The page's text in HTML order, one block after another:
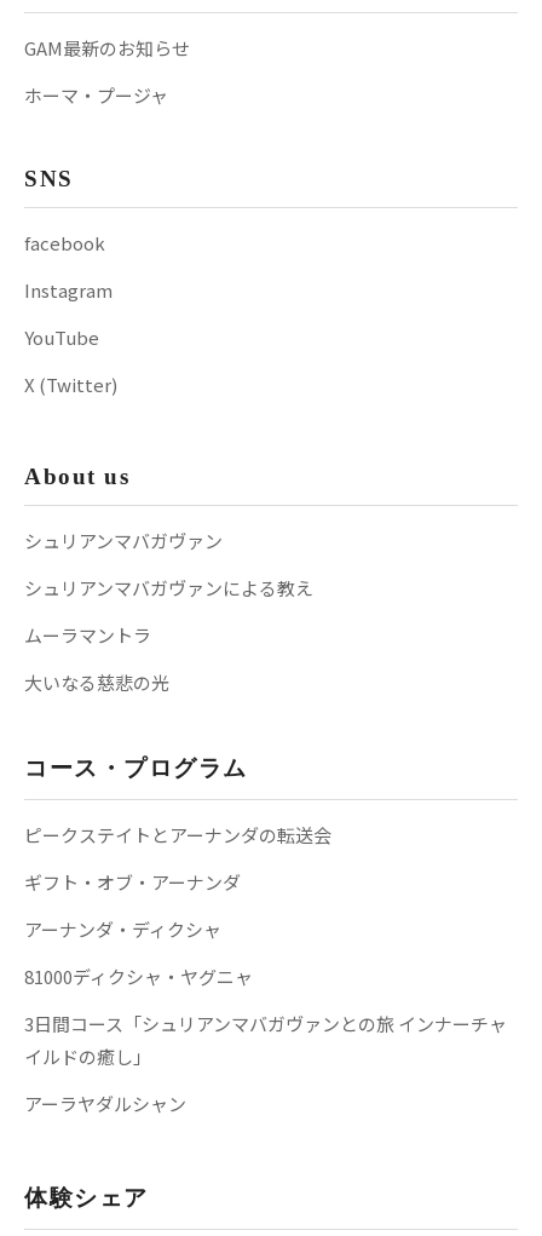
GAM最新のお知らせ
ホーマ・プージャ
SNS
facebook
Instagram
YouTube
X (Twitter)
About us
シュリアンマバガヴァン
シュリアンマバガヴァンによる教え
ムーラマントラ
大いなる慈悲の光
コース・プログラム
ピークステイトとアーナンダの転送会
ギフト・オブ・アーナンダ
アーナンダ・ディクシャ
81000ディクシャ・ヤグニャ
3日間コース「シュリアンマバガヴァンとの旅 インナーチャ
イルドの癒し」
アーラヤダルシャン
体験シェア